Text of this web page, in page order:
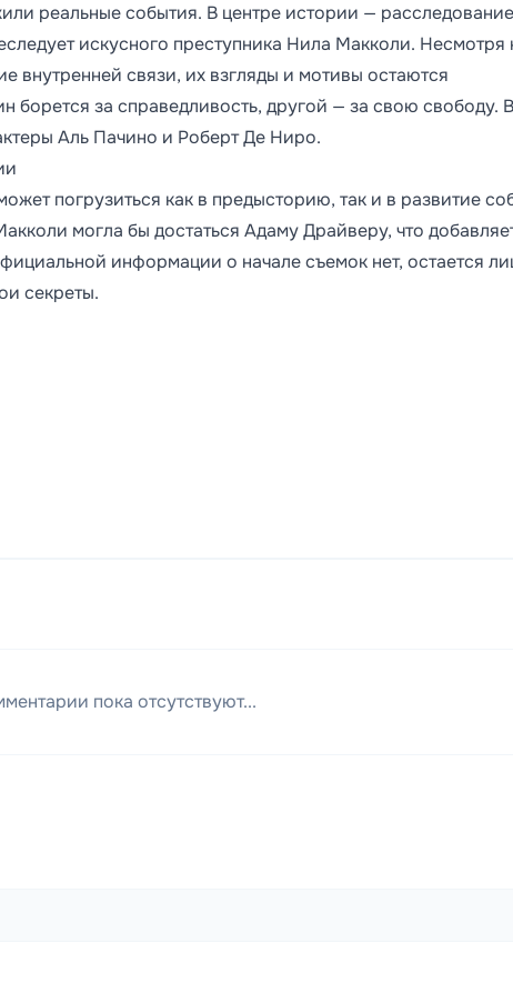
реальные события. В центре истории — расследование
искусного преступника Нила Макколи. Несмотря
внутренней связи, их взгляды и мотивы остаются
борется за справедливость, другой — за свою свободу. В
Аль Пачино и Роберт Де Ниро.
погрузиться как в предысторию, так и в развитие
могла бы достаться Адаму Драйверу, что
информации о начале съемок нет, остается
секреты.
пока отсутствуют...